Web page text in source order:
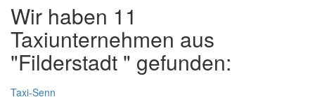
Wir haben 11
Taxiunternehmen aus
"Filderstadt " gefunden:
Taxi-Senn